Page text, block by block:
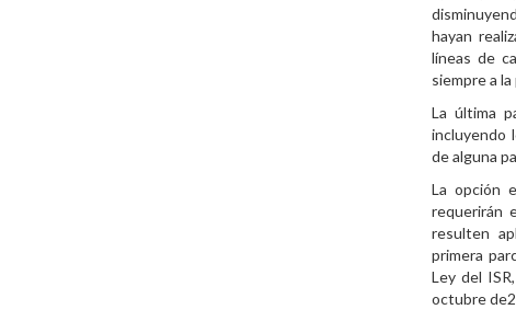
hayan
líneas de
siempre a
La última
incluyendo
de alguna
La opción
requerirán
resulten
primera
Ley del
octubre